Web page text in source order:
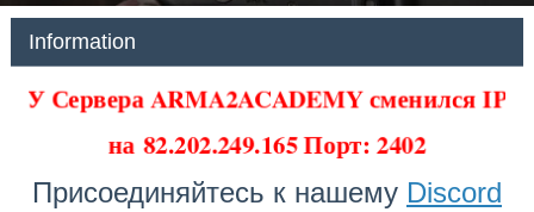
Information
У Сервера ARMA2ACADEMY сменился IP
на 82.202.249.165 Порт: 2402
Присоединяйтесь к нашему Discord